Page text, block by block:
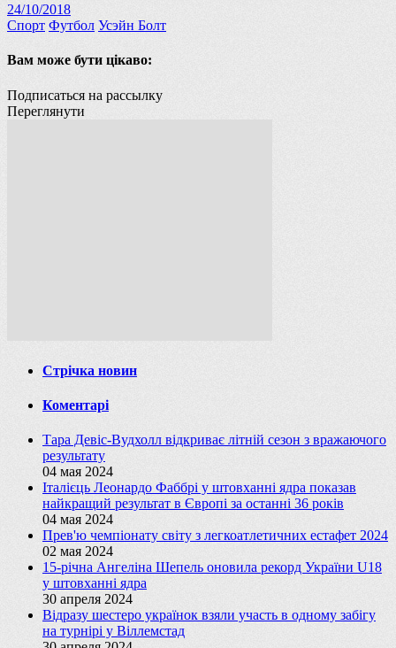
24/10/2018
Спорт Футбол Усэйн Болт
Вам може бути цікаво:
Подписаться на рассылку
Переглянути
Стрічка новин
Коментарі
Тара Девіс-Вудхолл відкриває літній сезон з вражаючого
результату
04 мая 2024
Італієць Леонардо Фаббрі у штовханні ядра показав
найкращий результат в Європі за останні 36 років
04 мая 2024
Прев'ю чемпіонату світу з легкоатлетичних естафет 2024
02 мая 2024
15-річна Ангеліна Шепель оновила рекорд України U18
у штовханні ядра
30 апреля 2024
Відразу шестеро українок взяли участь в одному забігу
на турнірі у Віллемстад